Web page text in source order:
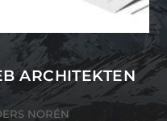
ARCHITEKTEN
NORÉN